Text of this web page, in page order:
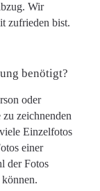
Wir
zufrieden bist.
benötigt?
oder
zeichnenden
Einzelfotos
einer
der Fotos